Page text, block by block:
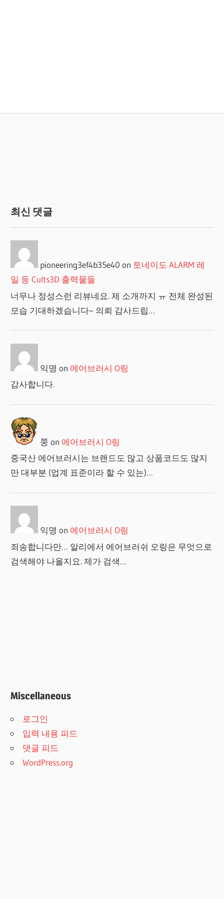
최신 댓글
pioneering3ef4b35e40 on 토네이도 ALARM 레
일 등 Cults3D 출력물들
너무나 정성스런 리뷰네요. 제 소개까지 ㅠ 전체 완성된
모습 기대하겠습니다~ 의뢰 감사드립…
익명 on 에어브러시 O링
감사합니다.
쭝 on 에어브러시 O링
중국산 에어브러시는 브랜드도 많고 상품코드도 많지
만 대부분 (업계 표준이라 할 수 있는)…
익명 on 에어브러시 O링
죄송합니다만… 알리에서 에어브러쉬 오링은 무엇으로
검색해야 나올지요. 제가 검색…
Miscellaneous
로그인
입력 내용 피드
댓글 피드
WordPress.org